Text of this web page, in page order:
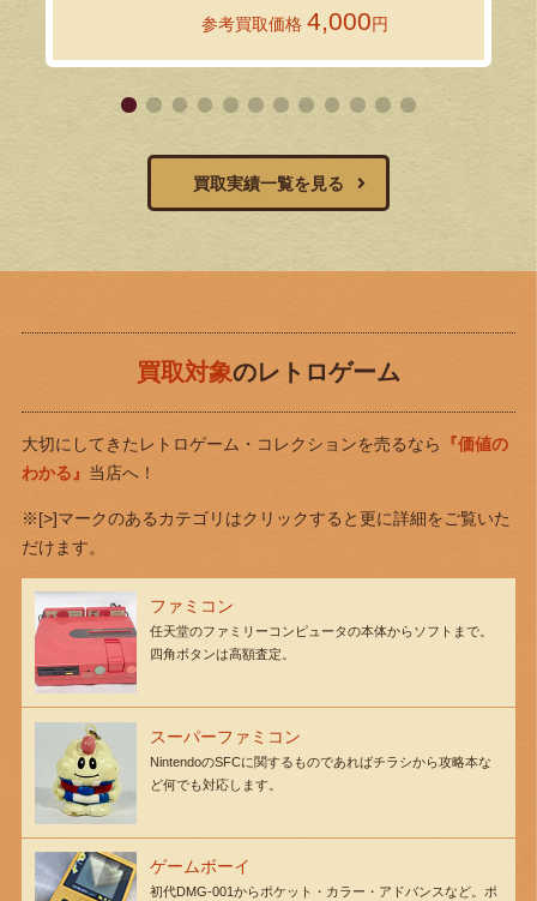
ョンを出張買取しました！
参考買取価格 4,000円
買取実績一覧を見る
買取対象のレトロゲーム
大切にしてきたレトロゲーム・コレクションを売るなら
『価値の
わかる』 当店へ！
※[>]マークのあるカテゴリはクリックすると更に詳細をご覧いた
だけます。
ファミコン
任天堂のファミリーコンピュータの本体からソフトまで。
四角ボタンは高額査定。
スーパーファミコン
NintendoのSFCに関するものであればチラシから攻略本な
ど何でも対応します。
ゲームボーイ
初代DMG-001からポケット・カラー・アドバンスなど。ポ